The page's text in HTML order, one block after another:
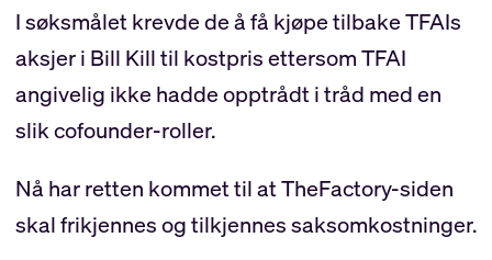
I søksmålet krevde de å få kjøpe tilbake TFAIs
aksjer i Bill Kill til kostpris ettersom TFAI
angivelig ikke hadde opptrådt i tråd med en
slik cofounder-roller.
Nå har retten kommet til at TheFactory-siden
skal frikjennes og tilkjennes saksomkostninger.